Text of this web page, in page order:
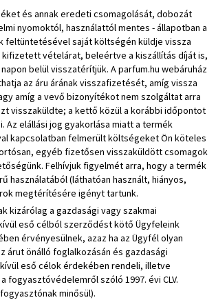
és annak eredeti csomagolását, dobozát
nyomoktól, használattól mentes - állapotban a
feltüntetésével saját költségén küldje vissza
kifizetett vételárat, beleértve a kiszállítás díját is,
belül visszatérítjük. A parfum.hu webáruház
az áru árának visszafizetését, amíg vissza
amíg a vevő bizonyítékot nem szolgáltat arra
visszaküldte; a kettő közül a korábbi időpontot
Az elállási jog gyakorlása miatt a termék
kapcsolatban felmerült költségeket Ön köteles
egyéb fizetősen visszaküldött csomagok
Felhívjuk figyelmét arra, hogy a termék
használatából (láthatóan használt, hiányos,
megtérítésére igényt tartunk.
kizárólag a gazdasági vagy szakmai
eső célból szerződést kötő Ügyfeleink
érvényesülnek, azaz ha az Ügyfél olyan
árut önálló foglalkozásán és gazdasági
eső célok érdekében rendeli, illetve
fogyasztóvédelemről szóló 1997. évi CLV.
minősül).